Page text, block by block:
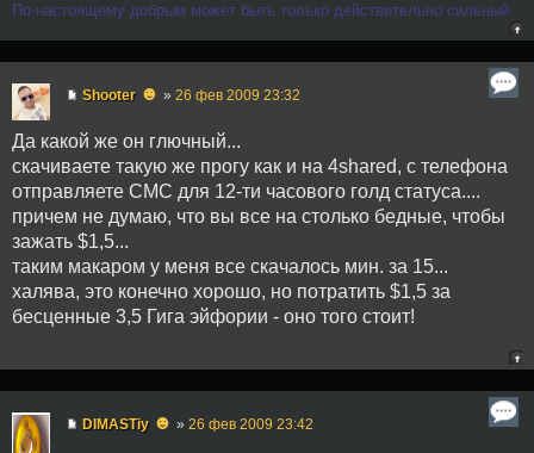
По-настоящему добрым может быть только действительно сильный.
Shooter ☻ » 26 фев 2009 23:32
Да какой же он глючный...
скачиваете такую же прогу как и на 4shared, с телефона
отправляете СМС для 12-ти часового голд статуса....
причем не думаю, что вы все на столько бедные, чтобы
зажать $1,5...
таким макаром у меня все скачалось мин. за 15...
халява, это конечно хорошо, но потратить $1,5 за
бесценные 3,5 Гига эйфории - оно того стоит!
DIMASTiy ☻ » 26 фев 2009 23:42